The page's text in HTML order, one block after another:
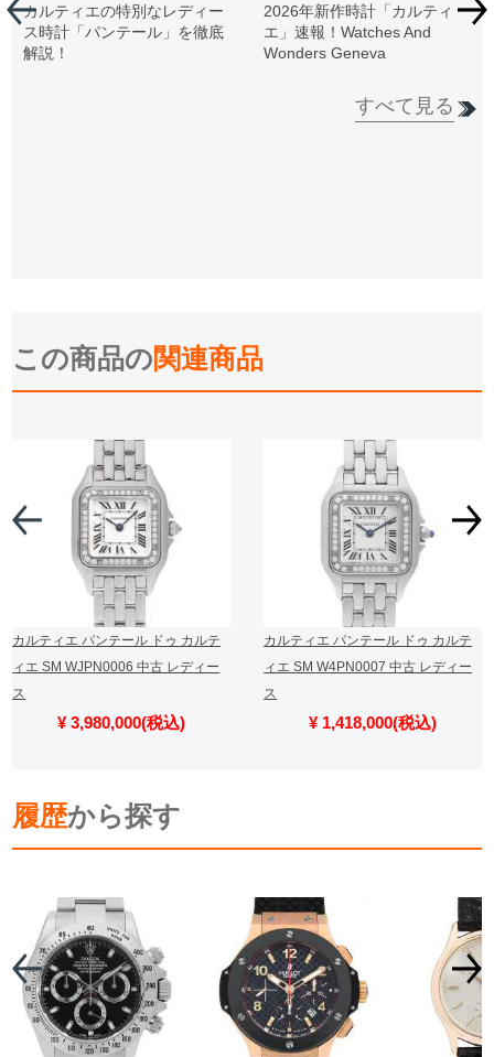
カルティエの特別なレディー
ス時計「パンテール」を徹底
解説！
2026年新作時計「カルティ
エ」速報！Watches And
Wonders Geneva
すべて見る
この商品の関連商品
カルティエ パンテール ドゥ カルテ
ィエ SM WJPN0006 中古 レディー
ス
¥ 3,980,000(税込)
カルティエ パンテール ドゥ カルテ
ィエ SM W4PN0007 中古 レディー
ス
¥ 1,418,000(税込)
履歴から探す